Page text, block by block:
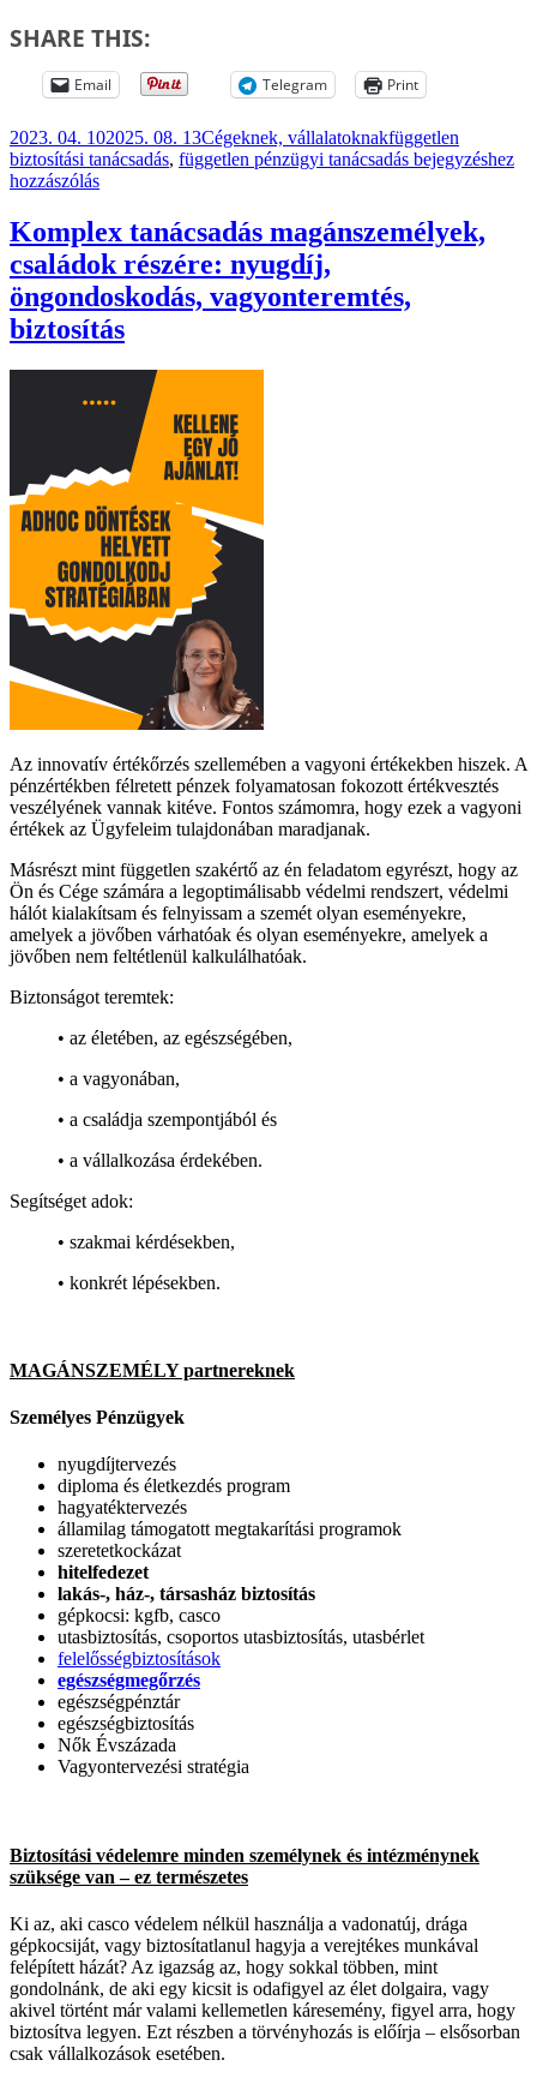
SHARE THIS:
Email Telegram Print
Közzétéve
2023. 04. 102025. 08. 13Kategória
Cégeknek, vállalatoknakCímke
független
biztosítási tanácsadás, független pénzügyi tanácsadásKomplex
részére
bejegyzéshez
hozzászólás
Komplex tanácsadás magánszemélyek,
családok részére: nyugdíj,
öngondoskodás, vagyonteremtés,
biztosítás
Az innovatív értékőrzés szellemében a vagyoni értékekben hiszek. A
pénzértékben félretett pénzek folyamatosan fokozott értékvesztés
veszélyének vannak kitéve. Fontos számomra, hogy ezek a vagyoni
értékek az Ügyfeleim tulajdonában maradjanak.
Másrészt mint független szakértő az én feladatom egyrészt, hogy az
Ön és Cége számára a legoptimálisabb védelmi rendszert, védelmi
hálót kialakítsam és felnyissam a szemét olyan eseményekre,
amelyek a jövőben várhatóak és olyan eseményekre, amelyek a
jövőben nem feltétlenül kalkulálhatóak.
Biztonságot teremtek:
• az életében, az egészségében,
• a vagyonában,
• a családja szempontjából és
• a vállalkozása érdekében.
Segítséget adok:
• szakmai kérdésekben,
• konkrét lépésekben.
MAGÁNSZEMÉLY partnereknek
Személyes Pénzügyek
nyugdíjtervezés
diploma és életkezdés program
hagyatéktervezés
államilag támogatott megtakarítási programok
szeretetkockázat
hitelfedezet
lakás-, ház-, társasház biztosítás
gépkocsi: kgfb, casco
utasbiztosítás, csoportos utasbiztosítás, utasbérlet
felelősségbiztosítások
egészségmegőrzés
egészségpénztár
egészségbiztosítás
Nők Évszázada
Vagyontervezési stratégia
Biztosítási védelemre minden személynek és intézménynek
szüksége van – ez természetes
Ki az, aki casco védelem nélkül használja a vadonatúj, drága
gépkocsiját, vagy biztosítatlanul hagyja a verejtékes munkával
felépített házát? Az igazság az, hogy sokkal többen, mint
gondolnánk, de aki egy kicsit is odafigyel az élet dolgaira, vagy
akivel történt már valami kellemetlen káresemény, figyel arra, hogy
biztosítva legyen. Ezt részben a törvényhozás is előírja – elsősorban
csak vállalkozások esetében.